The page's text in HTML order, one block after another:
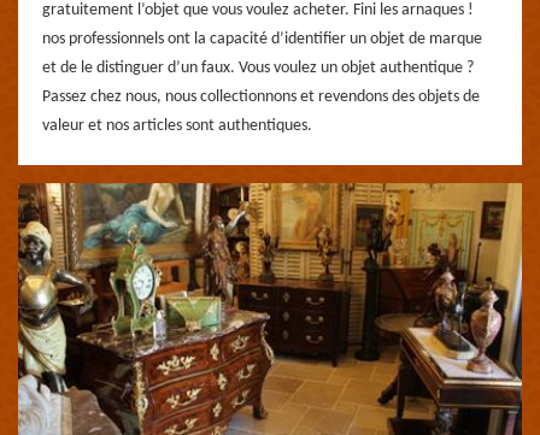
gratuitement l’objet que vous voulez acheter. Fini les arnaques !
nos professionnels ont la capacité d’identifier un objet de marque
et de le distinguer d’un faux. Vous voulez un objet authentique ?
Passez chez nous, nous collectionnons et revendons des objets de
valeur et nos articles sont authentiques.